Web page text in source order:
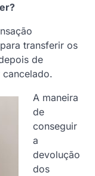
transferir os
de
A maneira
de
conseguir
a
devolução
dos